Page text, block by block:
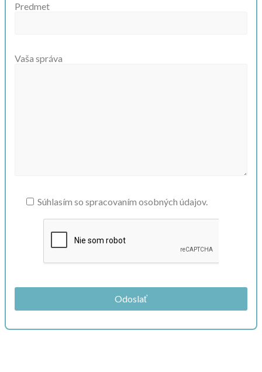
Predmet
Vaša správa
Súhlasím so spracovaním osobných údajov.